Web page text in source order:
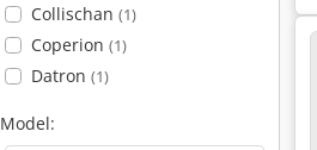
Collischan (1)
Coperion (1)
Datron (1)
Model: